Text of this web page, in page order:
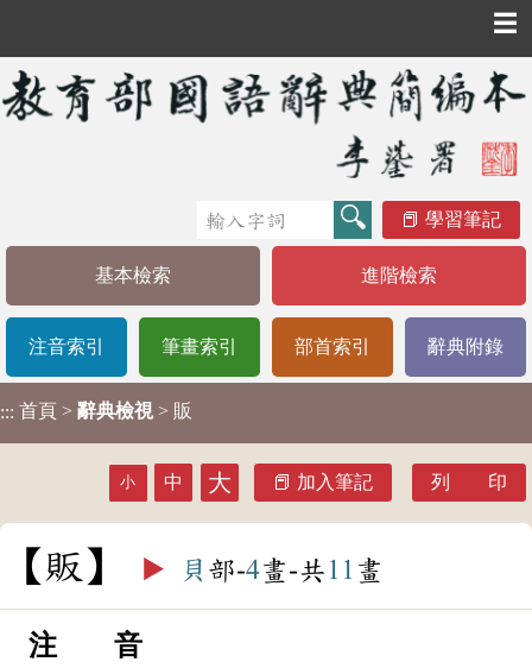
☰
學習筆記
基本檢索 進階檢索
注音索引 筆畫索引 部首索引 辭典附錄
::: 首頁 > 辭典檢視 > 販
小 中 大 加入筆記 列 印
販 ▶️ 貝 部-4畫-共 11 畫
注 音